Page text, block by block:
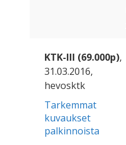
KTK-III (69.000p),
31.03.2016,
hevosktk
Tarkemmat
kuvaukset
palkinnoista